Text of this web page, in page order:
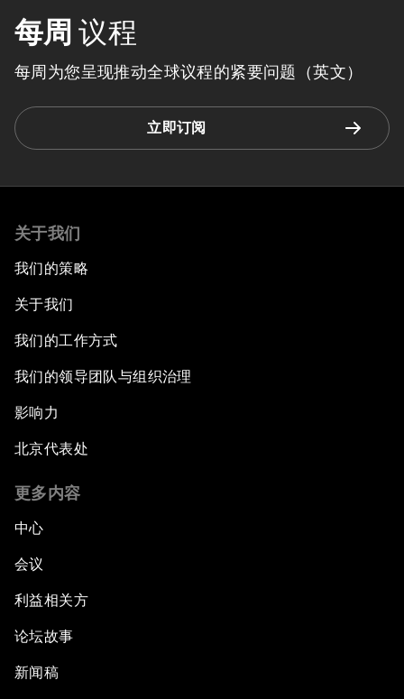
每周 议程
每周为您呈现推动全球议程的紧要问题（英文）
立即订阅
关于我们
我们的策略
关于我们
我们的工作方式
我们的领导团队与组织治理
影响力
北京代表处
更多内容
中心
会议
利益相关方
论坛故事
新闻稿